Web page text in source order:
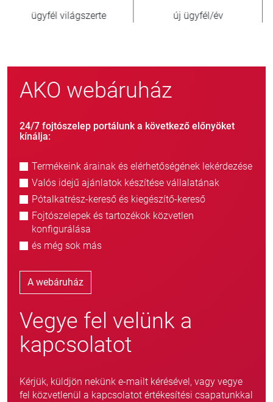
új ügyfél/év eladott egység
AKO webáruház
24/7 fojtószelep portálunk a következő előnyöket
kínálja:
Termékeink árainak és elérhetőségének lekérdezése
Valós idejű ajánlatok készítése vállalatának
Pótalkatrész-kereső és kiegészítő-kereső
Fojtószelepek és tartozékok közvetlen
konfigurálása
és még sok más
A webáruház
Vegye fel velünk a
kapcsolatot
Kérjük, küldjön nekünk e-mailt kérésével, vagy vegye
fel közvetlenül a kapcsolatot értékesítési csapatunkkal